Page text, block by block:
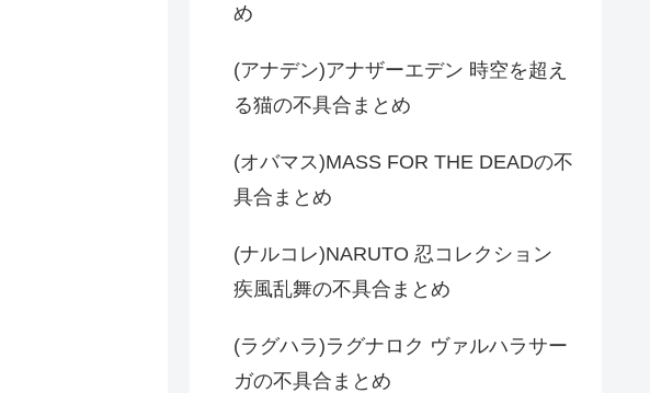
め
(アナデン)アナザーエデン 時空を超え
る猫の不具合まとめ
(オバマス)MASS FOR THE DEADの不
具合まとめ
(ナルコレ)NARUTO 忍コレクション
疾風乱舞の不具合まとめ
(ラグハラ)ラグナロク ヴァルハラサー
ガの不具合まとめ